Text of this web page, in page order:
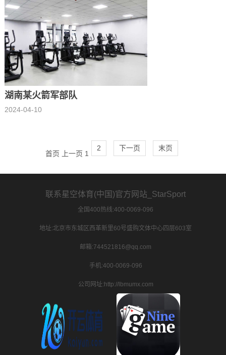
湖南某火箭军部队
2024-04-10
首页 上一页 1
2 下一页 末页
联系星空体育(中国)官方网站_StarSport
全国400热线:400-0069-096
地址:北京市东城区西革新里60号盛购文体中心四层603室
邮箱:744521816@qq.com
手机:400-0069-096
公司网址:http://lbmumx.com